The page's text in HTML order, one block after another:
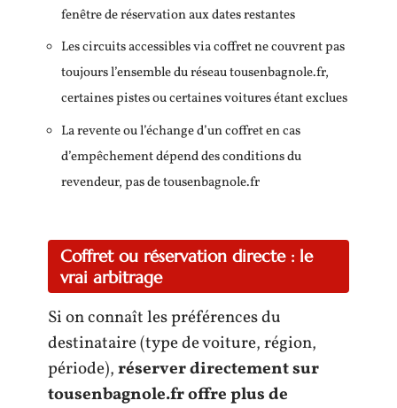
fenêtre de réservation aux dates restantes
Les circuits accessibles via coffret ne couvrent pas
toujours l’ensemble du réseau tousenbagnole.fr,
certaines pistes ou certaines voitures étant exclues
La revente ou l’échange d’un coffret en cas
d’empêchement dépend des conditions du
revendeur, pas de tousenbagnole.fr
Coffret ou réservation directe : le
vrai arbitrage
Si on connaît les préférences du
destinataire (type de voiture, région,
période),réserver directement sur
tousenbagnole.fr offre plus de